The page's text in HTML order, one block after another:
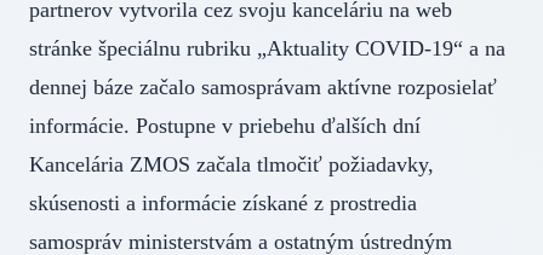
partnerov vytvorila cez svoju kanceláriu na web
stránke špeciálnu rubriku „Aktuality COVID-19“ a na
dennej báze začalo samosprávam aktívne rozposielať
informácie. Postupne v priebehu ďalších dní
Kancelária ZMOS začala tlmočiť požiadavky,
skúsenosti a informácie získané z prostredia
samospráv ministerstvám a ostatným ústredným